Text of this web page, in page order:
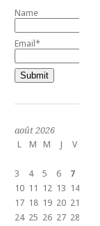
Name
Email*
août 2026
L
M M J V
3
4 5 6 7
10 11 12 13 14
17 18 19 20 21
24 25 26 27 28